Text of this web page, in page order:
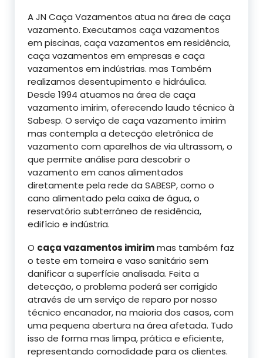
A JN Caça Vazamentos atua na área de caça
vazamento. Executamos caça vazamentos
em piscinas, caça vazamentos em residência,
caça vazamentos em empresas e caça
vazamentos em indústrias. mas Também
realizamos desentupimento e hidráulica.
Desde 1994 atuamos na área de caça
vazamento imirim, oferecendo laudo técnico à
Sabesp. O serviço de caça vazamento imirim
mas contempla a detecção eletrônica de
vazamento com aparelhos de via ultrassom, o
que permite análise para descobrir o
vazamento em canos alimentados
diretamente pela rede da SABESP, como o
cano alimentado pela caixa de água, o
reservatório subterrâneo de residência,
edifício e indústria.
O caça vazamentos imirimmas também faz
o teste em torneira e vaso sanitário sem
danificar a superfície analisada. Feita a
detecção, o problema poderá ser corrigido
através de um serviço de reparo por nosso
técnico encanador, na maioria dos casos, com
uma pequena abertura na área afetada. Tudo
isso de forma mas limpa, prática e eficiente,
representando comodidade para os clientes.